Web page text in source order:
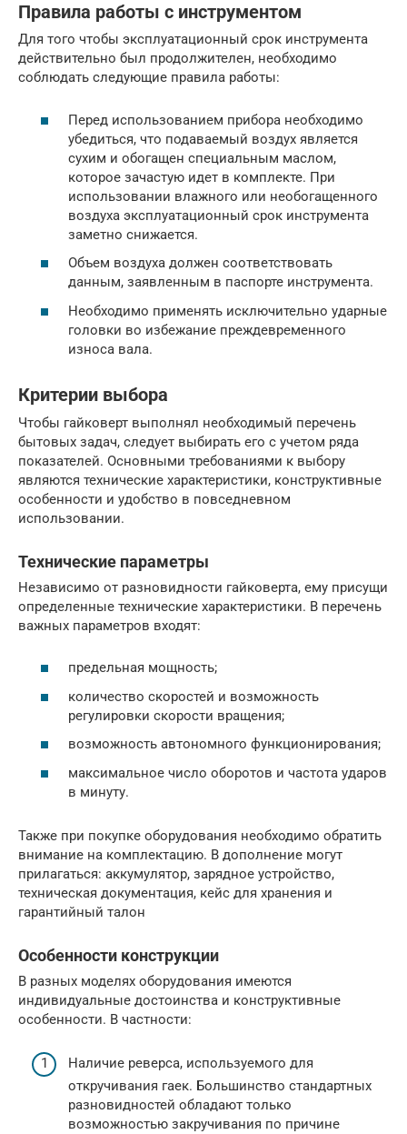
Правила работы с инструментом
Для того чтобы эксплуатационный срок инструмента
действительно был продолжителен, необходимо
соблюдать следующие правила работы:
Перед использованием прибора необходимо
убедиться, что подаваемый воздух является
сухим и обогащен специальным маслом,
которое зачастую идет в комплекте. При
использовании влажного или необогащенного
воздуха эксплуатационный срок инструмента
заметно снижается.
Объем воздуха должен соответствовать
данным, заявленным в паспорте инструмента.
Необходимо применять исключительно ударные
головки во избежание преждевременного
износа вала.
Критерии выбора
Чтобы гайковерт выполнял необходимый перечень
бытовых задач, следует выбирать его с учетом ряда
показателей. Основными требованиями к выбору
являются технические характеристики, конструктивные
особенности и удобство в повседневном
использовании.
Технические параметры
Независимо от разновидности гайковерта, ему присущи
определенные технические характеристики. В перечень
важных параметров входят:
предельная мощность;
количество скоростей и возможность
регулировки скорости вращения;
возможность автономного функционирования;
максимальное число оборотов и частота ударов
в минуту.
Также при покупке оборудования необходимо обратить
внимание на комплектацию. В дополнение могут
прилагаться: аккумулятор, зарядное устройство,
техническая документация, кейс для хранения и
гарантийный талон
Особенности конструкции
В разных моделях оборудования имеются
индивидуальные достоинства и конструктивные
особенности. В частности:
Наличие реверса, используемого для
откручивания гаек. Большинство стандартных
разновидностей обладают только
возможностью закручивания по причине